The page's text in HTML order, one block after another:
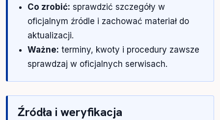
Co zrobić: sprawdzić szczegóły w
oficjalnym źródle i zachować materiał do
aktualizacji.
Ważne: terminy, kwoty i procedury zawsze
sprawdzaj w oficjalnych serwisach.
Źródła i weryfikacja